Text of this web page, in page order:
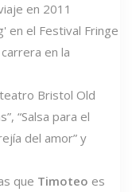
en 2011
en el Festival Fringe
en la
Bristol Old
“Salsa para el
del amor” y
que Timoteo es